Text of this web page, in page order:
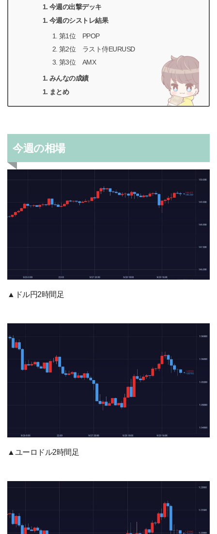
今週の出撃デッキ
今週のシストレ結果
第1位 PPOP
第2位 ラスト侍EURUSD
第3位 AMX
みんなの成績
まとめ
今週の相場
▲ドル円2時間足
▲ユーロドル2時間足